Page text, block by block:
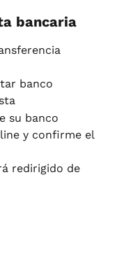
bancaria
banco
su banco
y confirme el
redirigido de